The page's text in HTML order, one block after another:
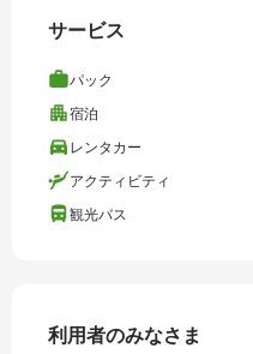
サービス
パック
宿泊
レンタカー
アクティビティ
観光バス
利用者のみなさま